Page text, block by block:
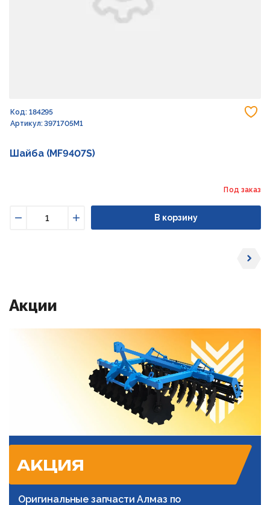
Код: 184295
Артикул: 3971705M1
Шайба (MF9407S)
Под заказ
Увеличить
В корзину
Акции
АКЦИЯ
Оригинальные запчасти Алмаз по